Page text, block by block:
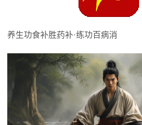
养生功食补胜药补·练功百病消